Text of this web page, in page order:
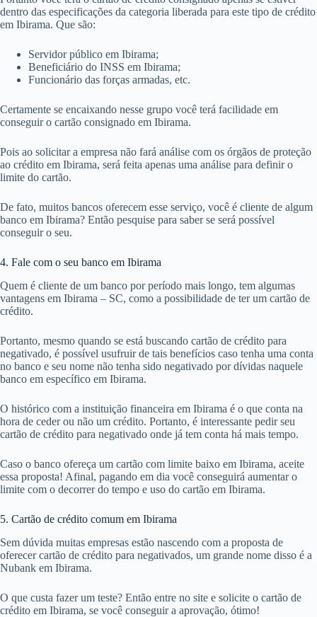
dentro das especificações da categoria liberada para este tipo de crédito
em Ibirama. Que são:
Servidor público em Ibirama;
Beneficiário do INSS em Ibirama;
Funcionário das forças armadas, etc.
Certamente se encaixando nesse grupo você terá facilidade em
conseguir o cartão consignado em Ibirama.
Pois ao solicitar a empresa não fará análise com os órgãos de proteção
ao crédito em Ibirama, será feita apenas uma análise para definir o
limite do cartão.
De fato, muitos bancos oferecem esse serviço, você é cliente de algum
banco em Ibirama? Então pesquise para saber se será possível
conseguir o seu.
4. Fale com o seu banco em Ibirama
Quem é cliente de um banco por período mais longo, tem algumas
vantagens em Ibirama – SC, como a possibilidade de ter um cartão de
crédito.
Portanto, mesmo quando se está buscando cartão de crédito para
negativado, é possível usufruir de tais benefícios caso tenha uma conta
no banco e seu nome não tenha sido negativado por dívidas naquele
banco em específico em Ibirama.
O histórico com a instituição financeira em Ibirama é o que conta na
hora de ceder ou não um crédito. Portanto, é interessante pedir seu
cartão de crédito para negativado onde já tem conta há mais tempo.
Caso o banco ofereça um cartão com limite baixo em Ibirama, aceite
essa proposta! Afinal, pagando em dia você conseguirá aumentar o
limite com o decorrer do tempo e uso do cartão em Ibirama.
5. Cartão de crédito comum em Ibirama
Sem dúvida muitas empresas estão nascendo com a proposta de
oferecer cartão de crédito para negativados, um grande nome disso é a
Nubank em Ibirama.
O que custa fazer um teste? Então entre no site e solicite o cartão de
crédito em Ibirama, se você conseguir a aprovação, ótimo!